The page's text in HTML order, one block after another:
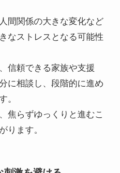
間関係の大きな変化など
なストレスとなる可能性
信頼できる家族や支援
に相談し、段階的に進め
。
焦らずゆっくりと進むこ
ります。